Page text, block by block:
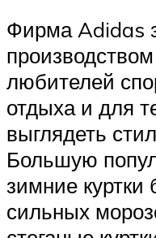
Фирма Adidas
любителей
отдыха и для
выглядеть
Большую
зимние куртки
сильных